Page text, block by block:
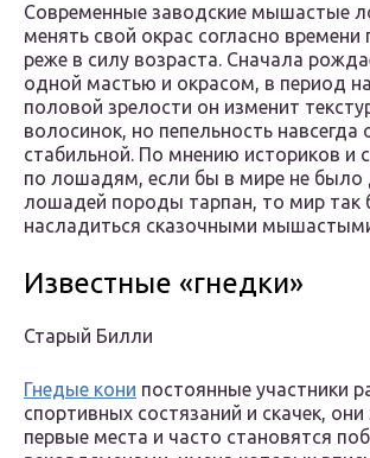
Современные заводские мышастые
менять свой окрас согласно времени
реже в силу возраста. Сначала
одной мастью и окрасом, в период
половой зрелости он изменит
волосинок, но пепельность навсегда
стабильной. По мнению историков и
по лошадям, если бы в мире не было
лошадей породы тарпан, то мир так
насладиться сказочными
Известные «гнедки»
Старый Билли
Гнедые кони постоянные участники
спортивных состязаний и скачек,
первые места и часто становятся